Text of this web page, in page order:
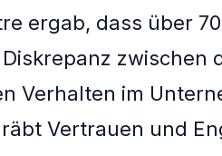
ergab, dass über
zwischen
Verhalten im
Vertrauen und